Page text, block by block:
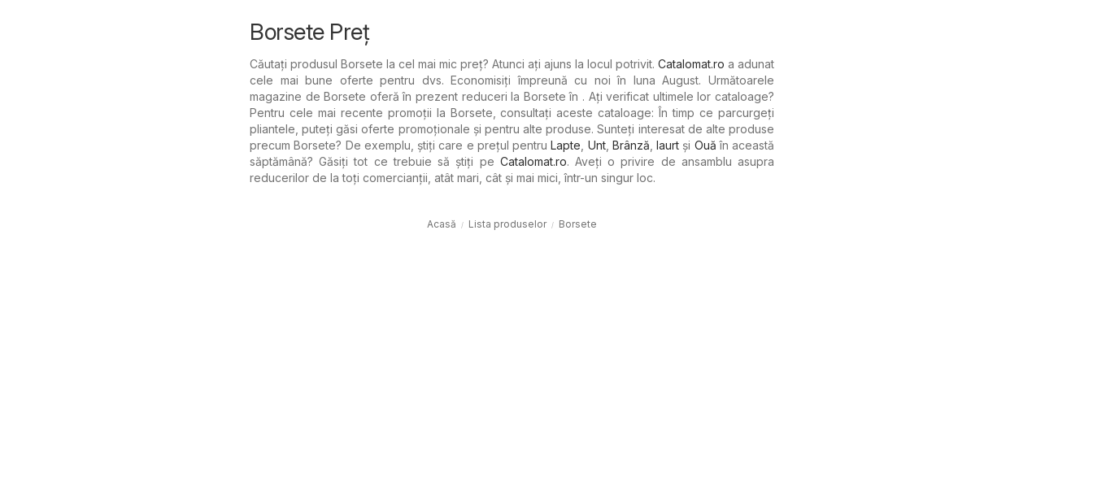
Borsete Preț
Căutați produsul Borsete la cel mai mic preț? Atunci ați ajuns la locul potrivit. Catalomat.ro a adunat
cele mai bune oferte pentru dvs. Economisiți împreună cu noi în luna August. Următoarele
magazine de Borsete oferă în prezent reduceri la Borsete în . Ați verificat ultimele lor cataloage?
Pentru cele mai recente promoții la Borsete, consultați aceste cataloage: În timp ce parcurgeți
pliantele, puteți găsi oferte promoționale și pentru alte produse. Sunteți interesat de alte produse
precum Borsete? De exemplu, știți care e prețul pentruLapte Unt, Brânză Iaurt şi Ouă în această
săptămână? Găsiți tot ce trebuie să știți pe Catalomat.ro. Aveți o privire de ansamblu asupra
reducerilor de la toți comercianții, atât mari, cât și mai mici, într-un singur loc.
Acasă Lista produselor Borsete